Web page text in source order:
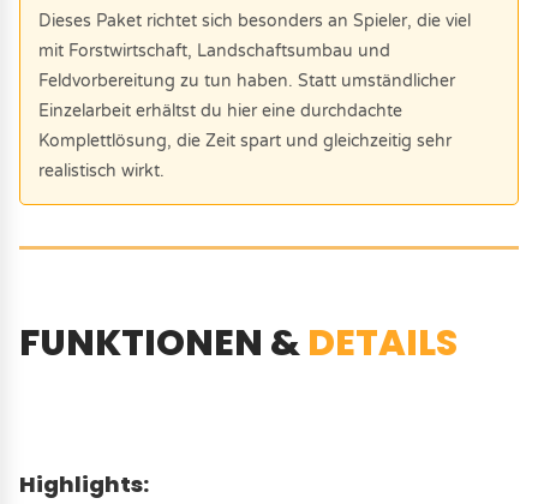
Dieses Paket richtet sich besonders an Spieler, die viel
mit Forstwirtschaft, Landschaftsumbau und
Feldvorbereitung zu tun haben. Statt umständlicher
Einzelarbeit erhältst du hier eine durchdachte
Komplettlösung, die Zeit spart und gleichzeitig sehr
realistisch wirkt.
FUNKTIONEN &DETAILS
Highlights: